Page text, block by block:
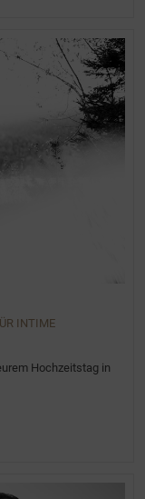
INTIME
Hochzeitstag in